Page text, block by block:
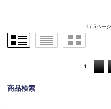
1 / 5ページ
1 2
商品検索